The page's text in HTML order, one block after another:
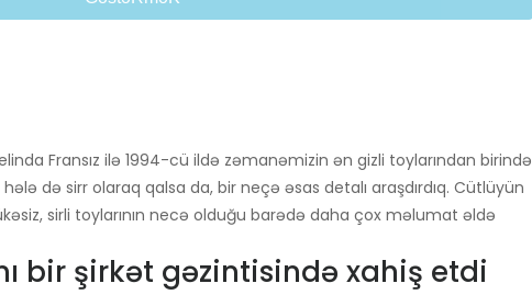
Fransız ilə 1994-cü ildə zəmanəmizin ən gizli toylarından birində
də sirr olaraq qalsa da, bir neçə əsas detalı araşdırdıq. Cütlüyün
sirli toylarının necə olduğu barədə daha çox məlumat əldə
bir şirkət gəzintisində xahiş etdi